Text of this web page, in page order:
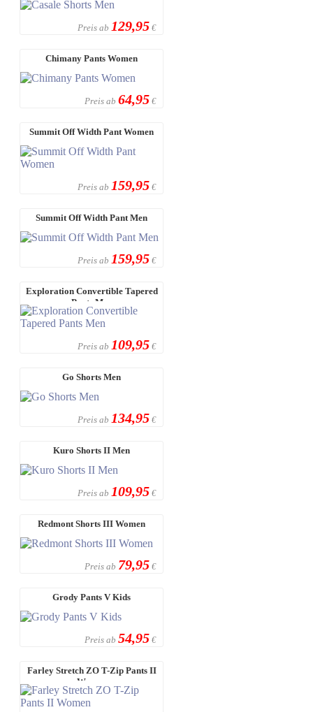
Preis ab 129,95 €
Chimany Pants Women
Preis ab 64,95 €
Summit Off Width Pant Women
Preis ab 159,95 €
Summit Off Width Pant Men
Preis ab 159,95 €
Exploration Convertible Tapered
Pants Men
Preis ab 109,95 €
Go Shorts Men
Preis ab 134,95 €
Kuro Shorts II Men
Preis ab 109,95 €
Redmont Shorts III Women
Preis ab 79,95 €
Grody Pants V Kids
Preis ab 54,95 €
Farley Stretch ZO T-Zip Pants II
Women